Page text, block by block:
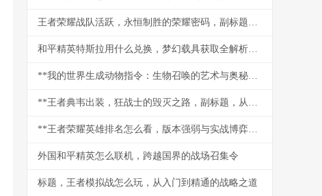
王者荣耀战队活跃，永恒制胜的荣耀密码，副标题，凝聚热血竞技场的不灭火种
和平精英特斯拉用什么兑换，梦幻载具获取全解析副标题
**我的世界生成动物指令：生物召唤的艺术与奥秘，副标题：指尖创世的无限可能**
**王者典韦出装，狂战士的毁灭之路，副标题，从湮灭到重生的装备哲学**
**王者荣耀英雄排名怎么看，版本强弱与实战博弈指南**
外国和平精英怎么联机，跨越国界的战场召集令
标题，王者模拟战怎么玩，从入门到精通的战略之道